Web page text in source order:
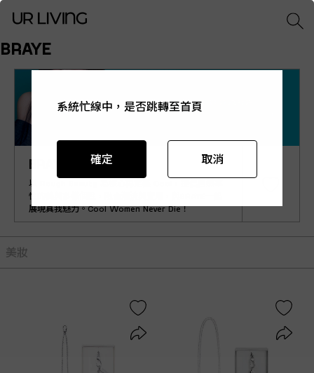
BRAYE
BRAYE
以 Rough Beauty 為核心再定義 Cool，提倡自然率
性的美與多樣個性，融合潮流與實用，與BRAYE一起
展現真我魅力。Cool Women Never Die！
美妝
系統忙線中，是否跳轉至首頁
確定 取消
系統忙線中，是否跳轉至首頁
確定 取消
系統忙線中，是否跳轉至首頁
確定 取消
系統忙線中，是否跳轉至首頁
確定 取消
系統忙線中，是否跳轉至首頁
確定 取消